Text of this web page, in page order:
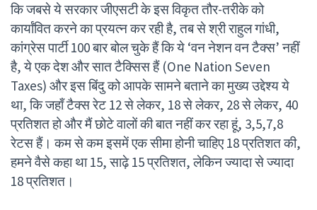
कि जबसे ये सरकार जीएसटी के इस विकृत तौर-तरीके को
कार्यांवित करने का प्रयत्न कर रही है, तब से श्री राहुल गांधी,
कांग्रेस पार्टी 100 बार बोल चुके हैं कि ये ‘वन नेशन वन टैक्स’ नहीं
है, ये एक देश और सात टैक्सिस हैं (One Nation Seven
Taxes) और इस बिंदु को आपके सामने बताने का मुख्य उद्देश्य ये
था, कि जहाँ टैक्स रेट 12 से लेकर, 18 से लेकर, 28 से लेकर, 40
प्रतिशत हो और मैं छोटे वालों की बात नहीं कर रहा हूं, 3,5,7,8
रेटस हैं। कम से कम इसमें एक सीमा होनी चाहिए 18 प्रतिशत की,
हमने वैसे कहा था 15, साढ़े 15 प्रतिशत, लेकिन ज्यादा से ज्यादा
18 प्रतिशत।